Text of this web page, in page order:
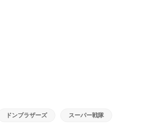
ドンブラザーズ スーパー戦隊